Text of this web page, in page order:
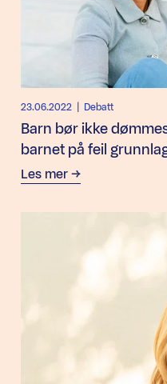
23.06.2022 | Debatt
Barn bør ikke
barnet på feil
Les mer